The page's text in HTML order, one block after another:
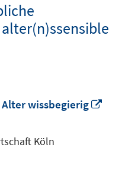
wissbegierig
Köln